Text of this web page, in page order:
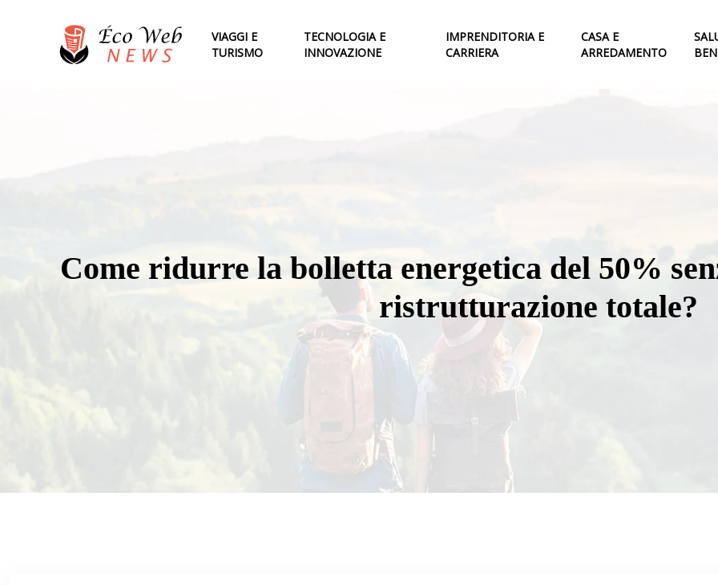
VIAGGI E
TURISMO
TECNOLOGIA E
INNOVAZIONE
IMPRENDITORIA E
CARRIERA
CASA E
ARREDAMENTO
Come ridurre la bolletta energetica del 50%
ristrutturazione totale?